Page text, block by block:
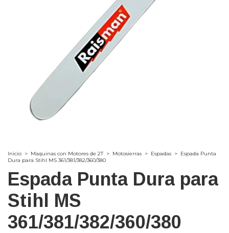
Inicio > Maquinas con Motores de 2T > Motosierras > Espadas > Espada Punta
Dura para Stihl MS 361/381/382/360/380
Espada Punta Dura para
Stihl MS
361/381/382/360/380